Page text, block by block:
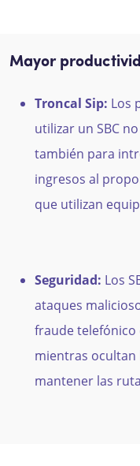
Mayor
Troncal Sip: Los
utilizar un SBC
también para
ingresos al
que utilizan
Seguridad: Los
ataques
fraude telefónico
mientras ocultan
mantener las